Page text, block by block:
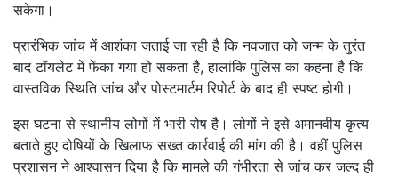
सकेगा।
प्रारंभिक जांच में आशंका जताई जा रही है कि नवजात को जन्म के तुरंत
बाद टॉयलेट में फेंका गया हो सकता है, हालांकि पुलिस का कहना है कि
वास्तविक स्थिति जांच और पोस्टमार्टम रिपोर्ट के बाद ही स्पष्ट होगी।
इस घटना से स्थानीय लोगों में भारी रोष है। लोगों ने इसे अमानवीय कृत्य
बताते हुए दोषियों के खिलाफ सख्त कार्रवाई की मांग की है। वहीं पुलिस
प्रशासन ने आश्वासन दिया है कि मामले की गंभीरता से जांच कर जल्द ही